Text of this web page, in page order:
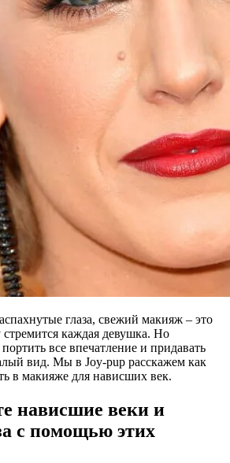
глаза, свежий макияж – это
стремится каждая девушка. Но
все впечатление и придавать
вид. Мы в Joy-pup расскажем как
в макияже для нависших век.
нависшие веки и
с помощью этих